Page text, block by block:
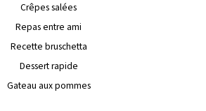
Crêpes salées
Repas entre ami
Recette bruschetta
Dessert rapide
Gateau aux pommes